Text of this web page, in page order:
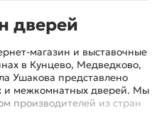
дверей
магазин и выставочные
в Кунцево, Медведково,
Ушакова представлено
и межкомнатных дверей. Мы
производителей из стран